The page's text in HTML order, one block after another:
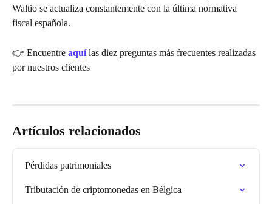
Waltio se actualiza constantemente con la última normativa
fiscal española.
👉 Encuentre aquí las diez preguntas más frecuentes realizadas
por nuestros clientes
Artículos relacionados
Pérdidas patrimoniales
Tributación de criptomonedas en Bélgica